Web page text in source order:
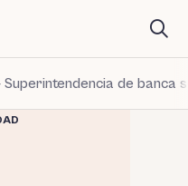
Superintendencia de banca